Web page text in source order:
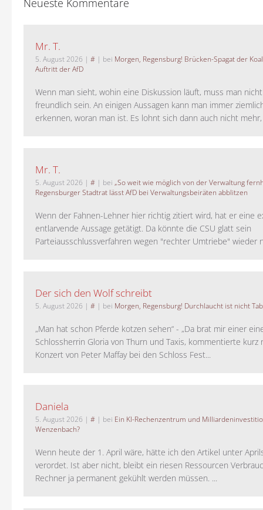
Neueste Kommentare
Mr. T.
5. August 2026 | # | bei Morgen, Regensburg! Brücken-Spagat der
Auftritt der AfD
Wenn man sieht, wohin eine Diskussion läuft, muss man
freundlich sein. An einigen Aussagen kann man immer
erkennen, woran man ist. Es lohnt sich dann auch nicht mehr,
Mr. T.
5. August 2026 | # | bei „So weit wie möglich von der Verwaltung
Regensburger Stadtrat lässt AfD bei Verwaltungsbeiräten abblitzen
Wenn der Fahnen-Lehner hier richtig zitiert wird, hat er eine
entlarvende Aussage getätigt. Da könnte die CSU glatt sein
Parteiausschlussverfahren wegen "rechter Umtriebe" wieder
Der sich den Wolf schreibt
5. August 2026 | # | bei Morgen, Regensburg! Durchlaucht ist nicht
„Man hat schon Pferde kotzen sehen“ - „Da brat mir einer
Schlossherrin Gloria von Thurn und Taxis, kommentierte kurz
Konzert von Peter Maffay bei den Schloss Fest...
Daniela
5. August 2026 | # | bei Ein KI-Rechenzentrum und
Wenzenbach?
Wenn heute der 1. April wäre, hätte ich den Artikel unter
verordet. Ist aber nicht, bleibt ein riesen Ressourcen
Rechner ja permanent gekühlt werden müssen. ...